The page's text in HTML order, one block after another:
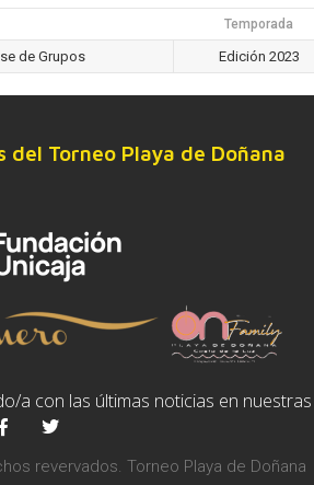
Temporada
de Grupos Edición 2023
Torneo Playa de Doñana
a con las últimas noticias en
revervados. Torneo Playa de Doñana